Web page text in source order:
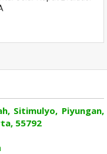
Sitimulyo, Piyungan,
55792